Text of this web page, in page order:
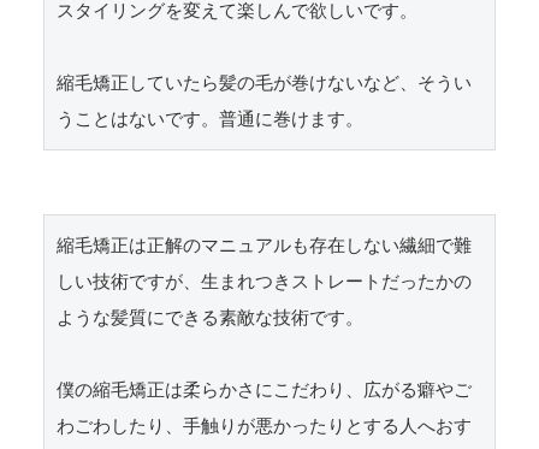
スタイリングを変えて楽しんで欲しいです。
縮毛矯正していたら髪の毛が巻けないなど、そうい
うことはないです。普通に巻けます。
縮毛矯正は正解のマニュアルも存在しない繊細で難
しい技術ですが、生まれつきストレートだったかの
ような髪質にできる素敵な技術です。
僕の縮毛矯正は柔らかさにこだわり、広がる癖やご
わごわしたり、手触りが悪かったりとする人へおす